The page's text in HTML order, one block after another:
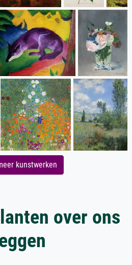
kunstwerken
over ons